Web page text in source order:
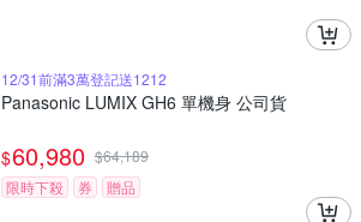
12/31前滿3萬登記送1212
Panasonic LUMIX GH6 單機身 公司貨
$60,980 $64,189
限時下殺
券 贈品